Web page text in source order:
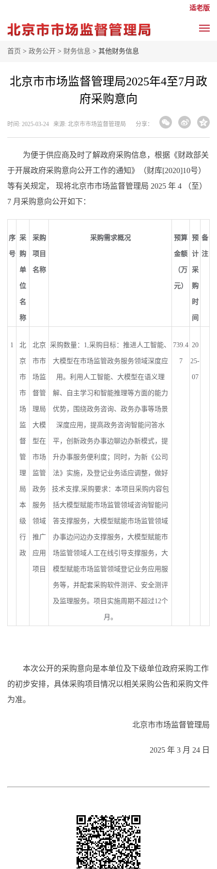
适老版
首页 > 政务公开 > 财务信息 > 其他财务信息
北京市市场监督管理局2025年4至7月政
府采购意向
时间: 2025-03-24 来源: 北京市市场监督管理局 分享：
为便于供应商及时了解政府采购信息，根据《财政部关
于开展政府采购意向公开工作的通知》（财库[2020]10号）
等有关规定， 现将北京市市场监督管理局 2025 年 4 （至）
7 月采购意向公开如下：
序
号
采
购
单
位
名
称
采购
项目
名称
采购需求概况 预算
金额
（万
元）
预
计
采
购
时
间
备
注
1 北
京
市
市
场
监
督
管
理
局
本
级
行
政
北京
市市
场监
督管
理局
大模
型在
市场
监管
政务
服务
领域
推广
应用
项目
采购数量： 1,采购目标：推进人工智能、
大模型在市场监管政务服务领域深度应
用。利用人工智能、大模型在语义理
解、自主学习和智能推理等方面的能力
优势，围绕政务咨询、政务办事等场景
深度应用，提高政务咨询智能问答水
平，创新政务办事边聊边办新模式，提
升办事服务便利度；同时，为新《公司
法》实施，及登记业务适应调整，做好
技术支撑,采购要求：本项目采购内容包
括大模型赋能市场监管领域咨询智能问
答支撑服务，大模型赋能市场监管领域
办事边问边办支撑服务，大模型赋能市
场监管领域人工在线引导支撑服务，大
模型赋能市场监管领域登记业务应用服
务等，并配套采购软件测评、安全测评
及监理服务。项目实施周期不超过12个
月。
739.4
7
20
25-
07
本次公开的采购意向是本单位及下级单位政府采购工作
的初步安排，具体采购项目情况以相关采购公告和采购文件
为准。
北京市市场监督管理局
2025 年 3 月 24 日